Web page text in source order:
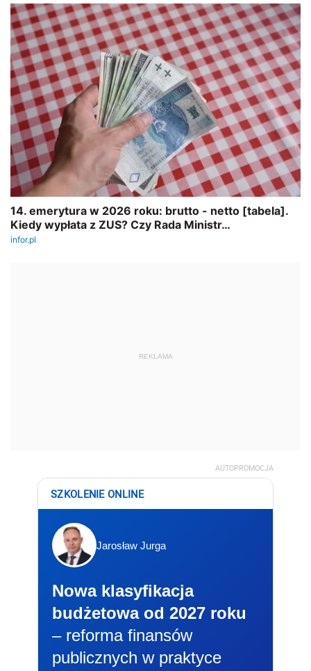
REKLAMA
AUTOPROMOCJA
SZKOLENIE ONLINE
Jarosław Jurga
Nowa klasyfikacja
budżetowa od 2027 roku
– reforma finansów
publicznych w praktyce